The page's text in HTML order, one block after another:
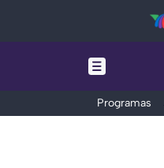
Programas